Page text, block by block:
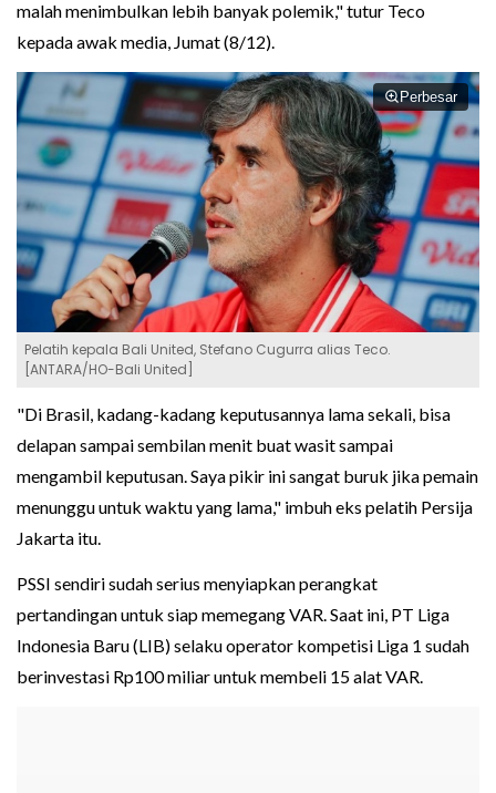
malah menimbulkan lebih banyak polemik," tutur Teco
kepada awak media, Jumat (8/12).
Perbesar
Pelatih kepala Bali United, Stefano Cugurra alias Teco.
[ANTARA/HO-Bali United]
"Di Brasil, kadang-kadang keputusannya lama sekali, bisa
delapan sampai sembilan menit buat wasit sampai
mengambil keputusan. Saya pikir ini sangat buruk jika pemain
menunggu untuk waktu yang lama," imbuh eks pelatih Persija
Jakarta itu.
PSSI sendiri sudah serius menyiapkan perangkat
pertandingan untuk siap memegang VAR. Saat ini, PT Liga
Indonesia Baru (LIB) selaku operator kompetisi Liga 1 sudah
berinvestasi Rp100 miliar untuk membeli 15 alat VAR.